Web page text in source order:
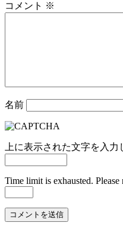
コメント ※
名前
上に表示された文字を入力
Time limit is exhausted.